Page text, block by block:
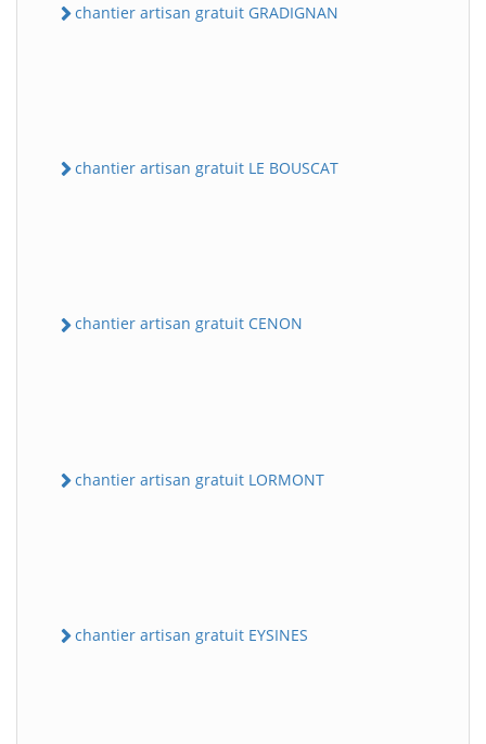
chantier artisan gratuit GRADIGNAN
chantier artisan gratuit LE BOUSCAT
chantier artisan gratuit CENON
chantier artisan gratuit LORMONT
chantier artisan gratuit EYSINES